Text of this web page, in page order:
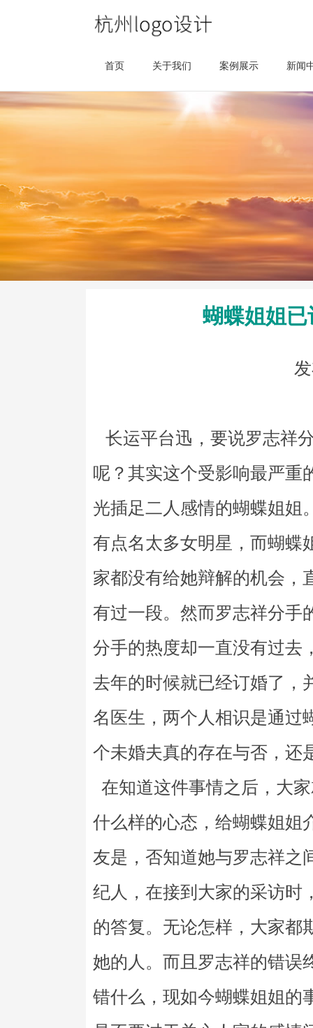
首页 关于我们 案例展示 新闻
蝴蝶姐姐
长运平台迅，要说罗志祥
呢？其实这个受影响最严重
光插足二人感情的蝴蝶姐姐
有点名太多女明星，而蝴蝶
家都没有给她辩解的机会，
有过一段。然而罗志祥分手
分手的热度却一直没有过去
去年的时候就已经订婚了，
名医生，两个人相识是通过
个未婚夫真的存在与否，还
在知道这件事情之后，大
什么样的心态，给蝴蝶姐姐
友是，否知道她与罗志祥之
纪人，在接到大家的采访时
的答复。无论怎样，大家都
她的人。而且罗志祥的错误
错什么，现如今蝴蝶姐姐的